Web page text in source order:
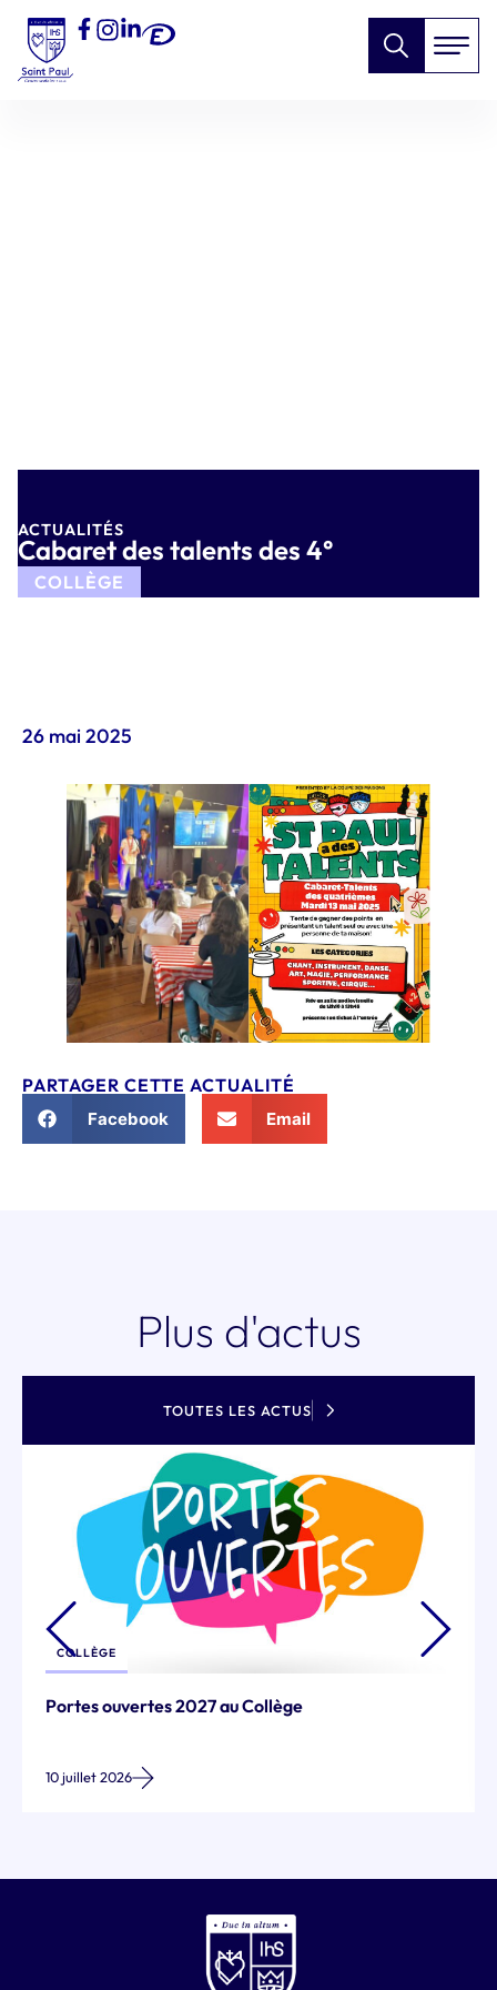
ACTUALITÉS
Cabaret des talents des 4°
COLLÈGE
26 mai 2025
PARTAGER CETTE ACTUALITÉ
Facebook Email
Plus d'actus
TOUTES LES ACTUS
COLLÈGE
Portes ouvertes 2027 au Collège
10 juillet 2026